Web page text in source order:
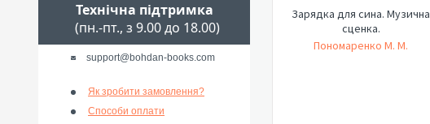
Технічна підтримка
(пн.-пт., з 9.00 до 18.00)
support@bohdan-books.com
Як зробити замовлення?
Способи оплати
Зарядка для сина. Музична
сценка.
Пономаренко М. М.